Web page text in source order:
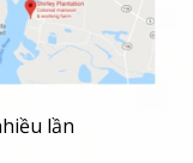
lần